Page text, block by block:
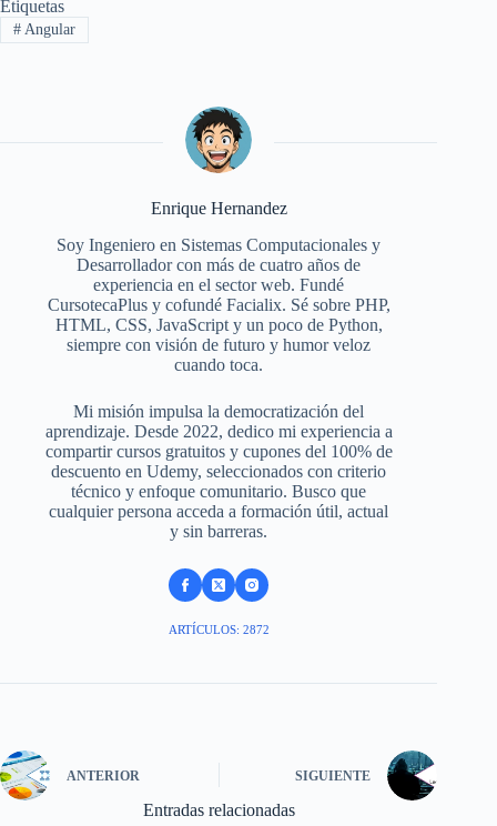
Etiquetas
#Angular
Enrique Hernandez
Soy Ingeniero en Sistemas Computacionales y
Desarrollador con más de cuatro años de
experiencia en el sector web. Fundé
CursotecaPlus y cofundé Facialix. Sé sobre PHP,
HTML, CSS, JavaScript y un poco de Python,
siempre con visión de futuro y humor veloz
cuando toca.
Mi misión impulsa la democratización del
aprendizaje. Desde 2022, dedico mi experiencia a
compartir cursos gratuitos y cupones del 100% de
descuento en Udemy, seleccionados con criterio
técnico y enfoque comunitario. Busco que
cualquier persona acceda a formación útil, actual
y sin barreras.
ARTÍCULOS: 2872
ANTERIOR SIGUIENTE
Entradas relacionadas